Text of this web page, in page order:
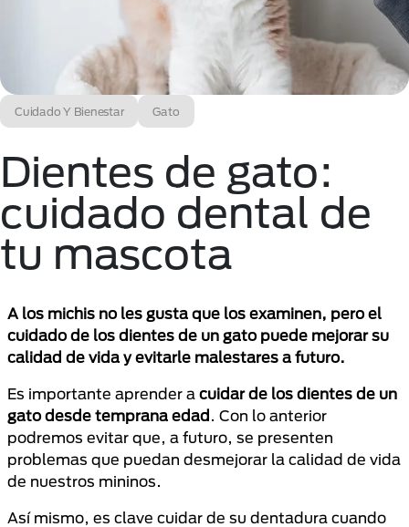
Cuidado Y Bienestar Gato
Dientes de gato:
cuidado dental de
tu mascota
A los michis no les gusta que los examinen, pero el
cuidado de los dientes de un gato puede mejorar su
calidad de vida y evitarle malestares a futuro.
Es importante aprender a cuidar de los dientes de un
gato desde temprana edad. Con lo anterior
podremos evitar que, a futuro, se presenten
problemas que puedan desmejorar la calidad de vida
de nuestros mininos.
Así mismo, es clave cuidar de su dentadura cuando